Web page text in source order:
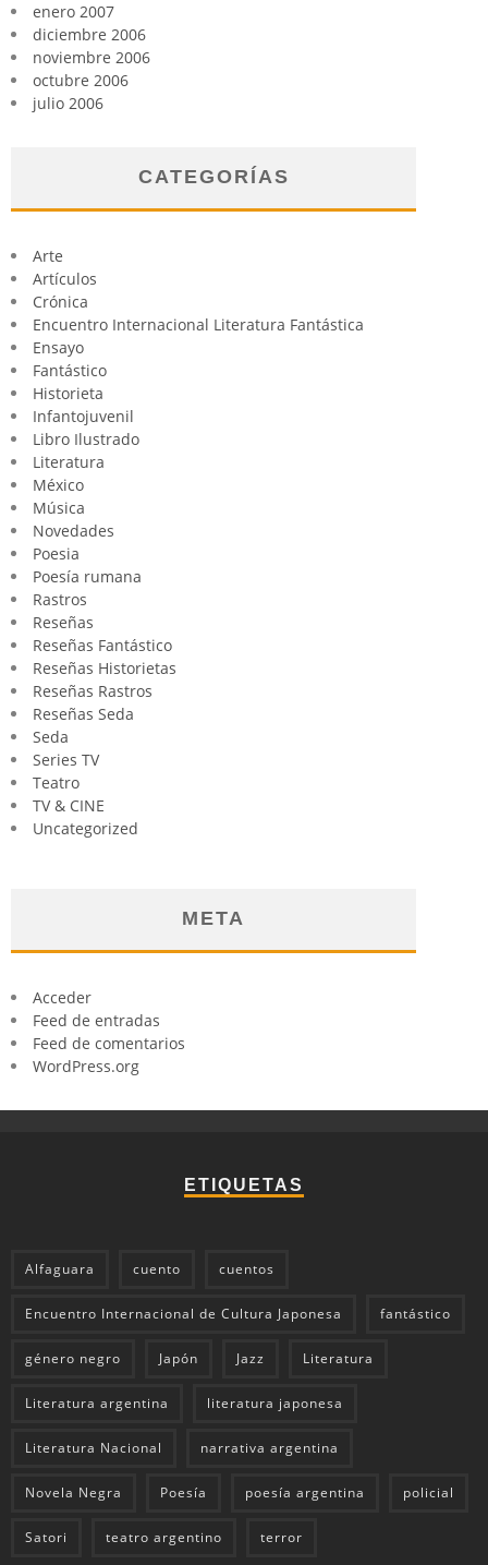
enero 2007
diciembre 2006
noviembre 2006
octubre 2006
julio 2006
CATEGORÍAS
Arte
Artículos
Crónica
Encuentro Internacional Literatura Fantástica
Ensayo
Fantástico
Historieta
Infantojuvenil
Libro Ilustrado
Literatura
México
Música
Novedades
Poesia
Poesía rumana
Rastros
Reseñas
Reseñas Fantástico
Reseñas Historietas
Reseñas Rastros
Reseñas Seda
Seda
Series TV
Teatro
TV & CINE
Uncategorized
META
Acceder
Feed de entradas
Feed de comentarios
WordPress.org
ETIQUETAS
Alfaguara cuento cuentos
Encuentro Internacional de Cultura Japonesa fantástico
género negro Japón Jazz Literatura
Literatura argentina literatura japonesa
Literatura Nacional narrativa argentina
Novela Negra Poesía poesía argentina policial
Satori teatro argentino terror